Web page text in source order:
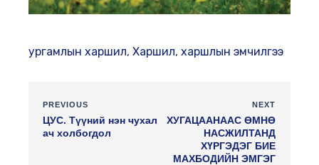
ургамлын харшил, Харшил, харшлын эмчилгээ
PREVIOUS
ЦУС. Түүний нэн чухал
ач холбогдол
NEXT
ХУГАЦААНААС ӨМНӨ
НАСЖИЛТАНД
ХҮРГЭДЭГ БИЕ
МАХБОДИЙН ЭМГЭГ